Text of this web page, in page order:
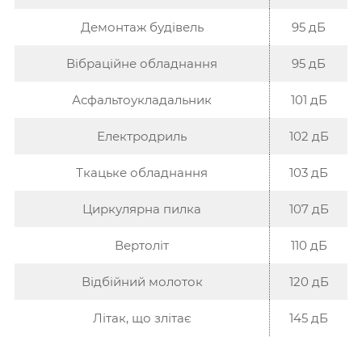
Демонтаж будівель 95 дБ
Вібраційне обладнання 95 дБ
Асфальтоукладальник 101 дБ
Електродриль 102 дБ
Ткацьке обладнання 103 дБ
Циркулярна пилка 107 дБ
Вертоліт 110 дБ
Відбійний молоток 120 дБ
Літак, що злітає 145 дБ